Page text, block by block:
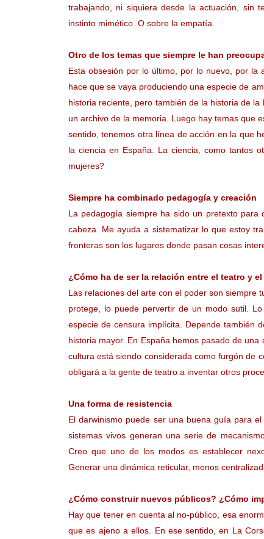
trabajando, ni siquiera desde la actuación, sin
instinto mimético. O sobre la empatía.
Otro de los temas que siempre le han
Esta obsesión por lo último, por lo nuevo, por la
hace que se vaya produciendo una especie de
historia reciente, pero también de la historia de
un archivo de la memoria. Luego hay temas que
sentido, tenemos otra línea de acción en la que
la ciencia en España. La ciencia, como tantos
mujeres?
Siempre ha combinado pedagogía y creación
La pedagogía siempre ha sido un pretexto para
cabeza. Me ayuda a sistematizar lo que estoy
fronteras son los lugares donde pasan cosas
¿Cómo ha de ser la relación entre el teatro y
Las relaciones del arte con el poder son siempre
protege, lo puede pervertir de un modo sutil.
especie de censura implícita. Depende también
historia mayor. En España hemos pasado de
cultura está siendo considerada como furgón de
obligará a la gente de teatro a inventar otros
Una forma de resistencia
El darwinismo puede ser una buena guía para
sistemas vivos generan una serie de
Creo que uno de los modos es establecer
Generar una dinámica reticular, menos
¿Cómo construir nuevos públicos? ¿Cómo
Hay que tener en cuenta al no-público, esa
que es ajeno a ellos. En ese sentido, en La